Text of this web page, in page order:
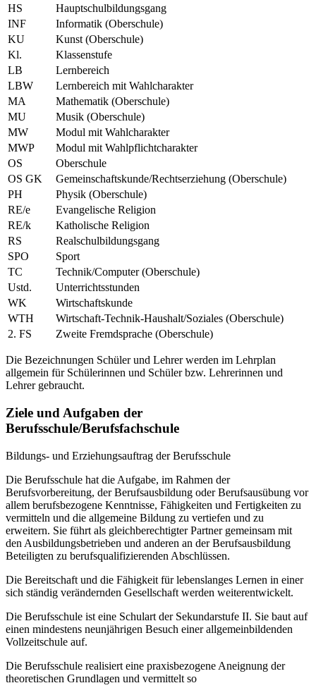
HS
Hauptschulbildungsgang
INF
Informatik (Oberschule)
KU
Kunst (Oberschule)
Kl.
Klassenstufe
LB
Lernbereich
LBW
Lernbereich mit Wahlcharakter
MA
Mathematik (Oberschule)
MU
Musik (Oberschule)
MW
Modul mit Wahlcharakter
MWP
Modul mit Wahlpflichtcharakter
OS
Oberschule
OS GK
Gemeinschaftskunde/Rechtserziehung (Oberschule)
PH
Physik (Oberschule)
RE/e
Evangelische Religion
RE/k
Katholische Religion
RS
Realschulbildungsgang
SPO
Sport
TC
Technik/Computer (Oberschule)
Ustd.
Unterrichtsstunden
WK
Wirtschaftskunde
WTH
Wirtschaft-Technik-Haushalt/Soziales (Oberschule)
2. FS
Zweite Fremdsprache (Oberschule)
Die Bezeichnungen Schüler und Lehrer werden im Lehrplan
allgemein für Schülerinnen und Schüler bzw. Lehrerinnen und
Lehrer gebraucht.
Ziele und Aufgaben der
Berufsschule/Berufsfachschule
Bildungs- und Erziehungsauftrag der Berufsschule
Die Berufsschule hat die Aufgabe, im Rahmen der
Berufsvorbereitung, der Berufsausbildung oder Berufsausübung vor
allem berufsbezogene Kenntnisse, Fähigkeiten und Fertigkeiten zu
vermitteln und die allgemeine Bildung zu vertiefen und zu
erweitern. Sie führt als gleichberechtigter Partner gemeinsam mit
den Ausbildungsbetrieben und anderen an der Berufsausbildung
Beteiligten zu berufsqualifizierenden Abschlüssen.
Die Bereitschaft und die Fähigkeit für lebenslanges Lernen in einer
sich ständig verändernden Gesellschaft werden weiterentwickelt.
Die Berufsschule ist eine Schulart der Sekundarstufe II. Sie baut auf
einen mindestens neunjährigen Besuch einer allgemeinbildenden
Vollzeitschule auf.
Die Berufsschule realisiert eine praxisbezogene Aneignung der
theoretischen Grundlagen und vermittelt so